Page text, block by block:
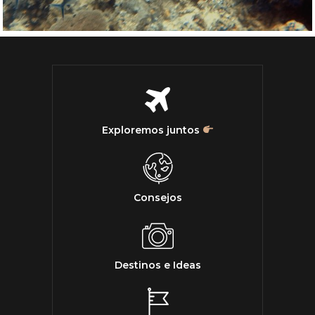
Exploremos juntos
Consejos
Destinos e Ideas